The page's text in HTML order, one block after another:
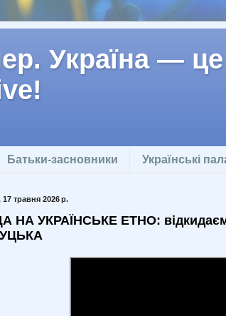
Україна —
Батьки-засновники Українські
17 травня 2026 р.
НА УКРАЇНСЬКЕ ЕТНО: